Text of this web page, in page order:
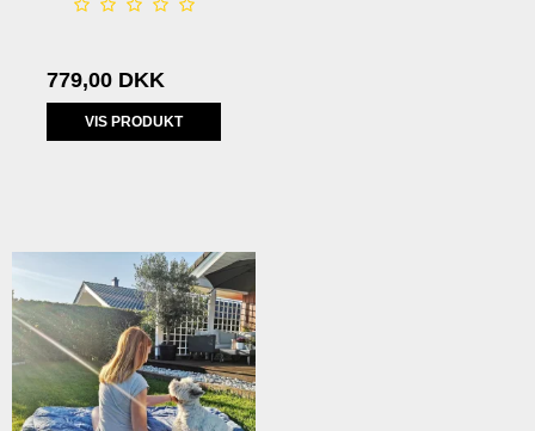
779,00 DKK
VIS PRODUKT